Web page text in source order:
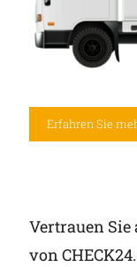
Erfahren Sie
Vertrauen
von